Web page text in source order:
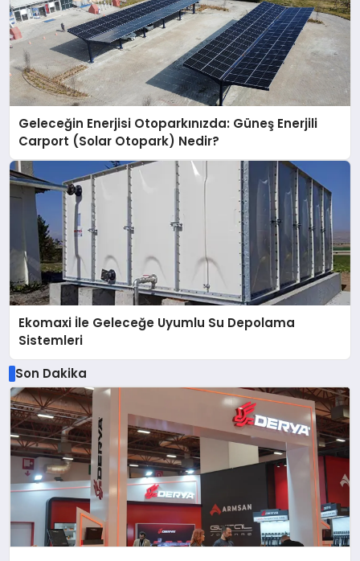
Geleceğin Enerjisi Otoparkınızda: Güneş Enerjili
Carport (Solar Otopark) Nedir?
Ekomaxi İle Geleceğe Uyumlu Su Depolama
Sistemleri
Son Dakika